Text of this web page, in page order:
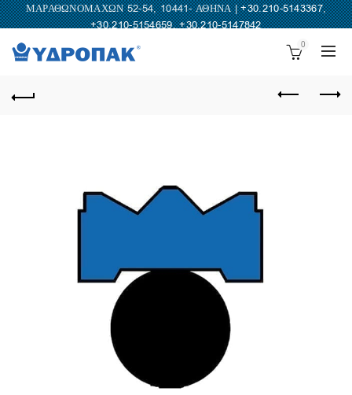
ΜΑΡΑΘΩΝΟΜΑΧΩΝ 52-54, 10441- ΑΘΗΝΑ |+30.210-5143367,
+30.210-5154659,+30.210-5147842
0